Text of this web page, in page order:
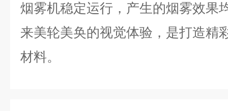
烟雾机稳定运行，产生的烟雾效果
来美轮美奂的视觉体验，是打造精
材料。